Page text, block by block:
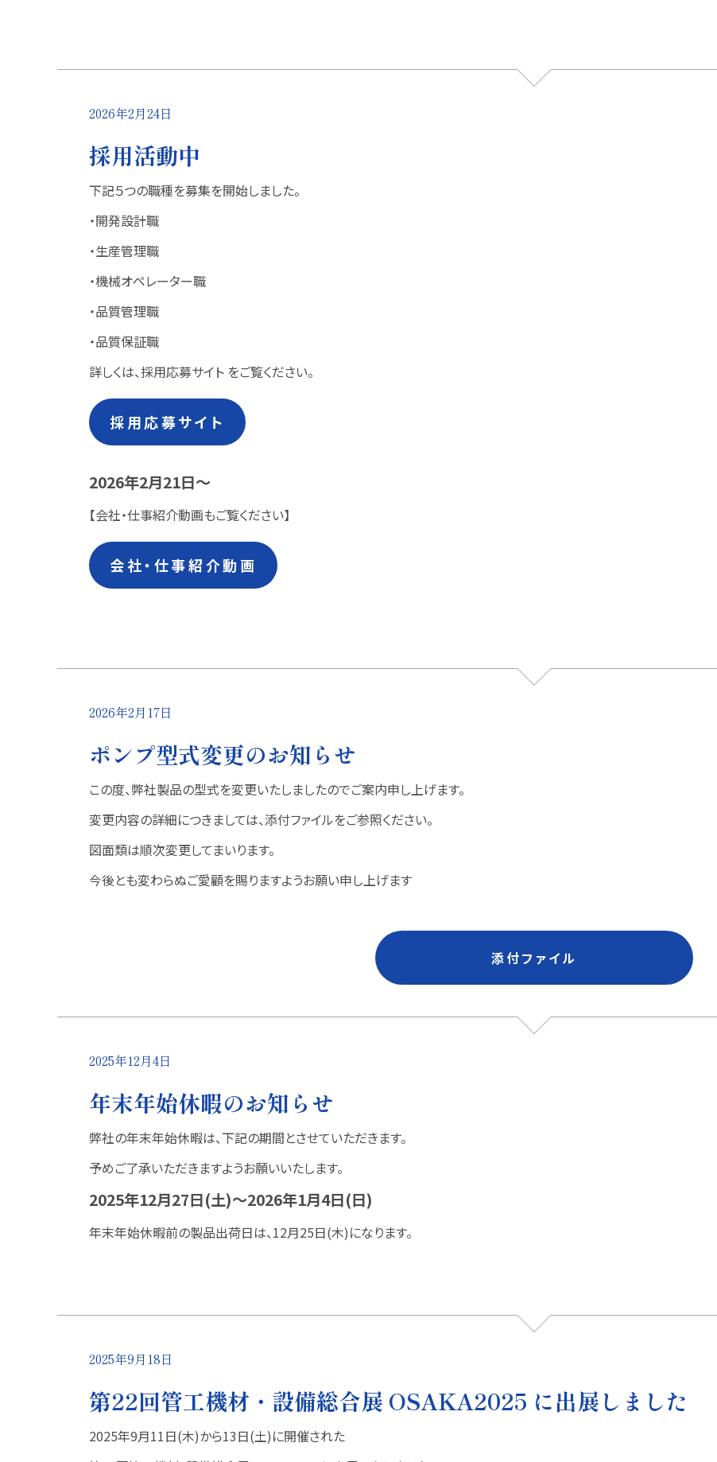
2026年2月24日
採用活動中
下記５つの職種を募集を開始しました。
・開発設計職
・生産管理職
・機械オペレーター職
・品質管理職
・品質保証職
詳しくは、採用応募サイト をご覧ください。
採用応募サイト
2026年2月21日～
【会社・仕事紹介動画もご覧ください】
会社・仕事紹介動画
2026年2月17日
ポンプ型式変更のお知らせ
この度、弊社製品の型式を変更いたしましたのでご案内申し上げます。
変更内容の詳細につきましては、添付ファイルをご参照ください。
図面類は順次変更してまいります。
今後とも変わらぬご愛顧を賜りますようお願い申し上げます
添付ファイル
2025年12月4日
年末年始休暇のお知らせ
弊社の年末年始休暇は、下記の期間とさせていただきます。
予めご了承いただきますようお願いいたします。
2025年12月27日(土)～2026年1月4日(日)
年末年始休暇前の製品出荷日は、12月25日(木)になります。
2025年9月18日
第22回管工機材・設備総合展 OSAKA2025 に出展しました
2025年9月11日(木)から13日(土)に開催された